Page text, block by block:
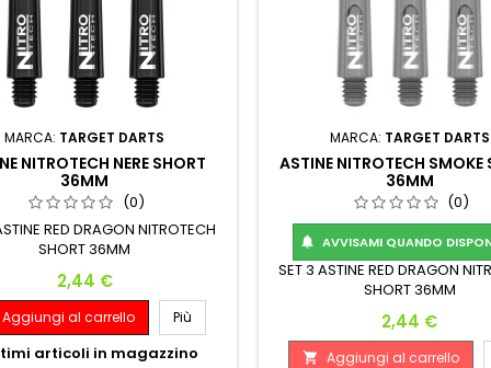
MARCA: TARGET DARTS
NITROTECH NERE SHORT
36MM
(0)
RED DRAGON NITROTECH
SHORT 36MM
Prezzo
2,44 €
Aggiungi al carrello Più
articoli in magazzino
MARCA: TARGET DARTS
ASTINE NITROTECH SMOKE
36MM
(0)
 AVVISAMI QUANDO
SET 3 ASTINE RED DRAGON
SHORT 36MM
Prezzo
2,44 €
 Aggiungi al carrello